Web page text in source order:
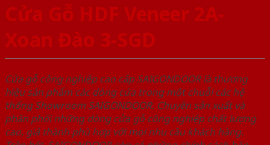
Cửa Gỗ HDF Veneer 2A-
Xoan Đào 3-SGD
Cửa gỗ công nghiệp cao cấp SAIGONDOOR là thương
hiệu sản phẩm các dòng cửa trong một chuỗi các hệ
thống Showroom SAIGONDOOR. Chuyên sản xuất và
phân phối những dòng cửa gỗ công nghiệp chất lượng
cao, giá thành phù hợp với mọi nhu cầu khách hàng.